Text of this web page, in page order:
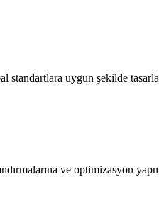
uygun şekilde
ve optimizasyon